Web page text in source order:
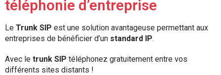
téléphonie d’entreprise
Le Trunk SIP est une solution avantageuse permettant aux
entreprises de bénéficier d’un standard IP.
Avec le trunk SIP téléphonez gratuitement entre vos
différents sites distants !